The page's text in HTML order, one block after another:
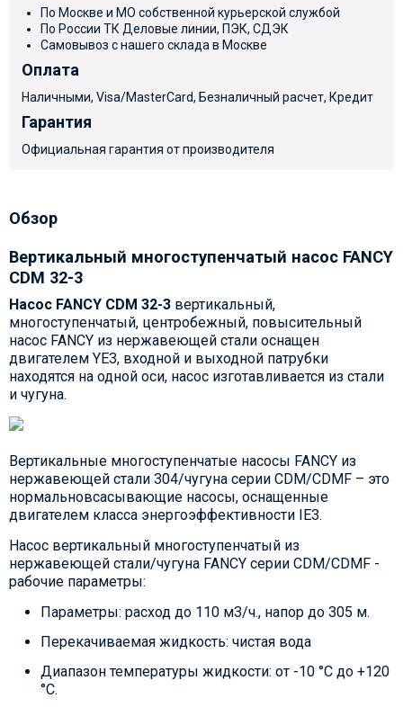
По Москве и МО собственной курьерской службой
По России ТК Деловые линии, ПЭК, СДЭК
Самовывоз с нашего склада в Москве
Оплата
Наличными, Visa/MasterCard, Безналичный расчет, Кредит
Гарантия
Официальная гарантия от производителя
Обзор
Вертикальный многоступенчатый насос FANCY
CDM 32-3
Насос FANCY CDM 32-3вертикальный,
многоступенчатый, центробежный, повысительный
насос FANCY из нержавеющей стали оснащен
двигателем YE3, входной и выходной патрубки
находятся на одной оси, насос изготавливается из стали
и чугуна.
Вертикальные многоступенчатые насосы FANCY из
нержавеющей стали 304/чугуна серии CDM/CDMF – это
нормальновсасывающие насосы, оснащенные
двигателем класса энергоэффективности IE3.
Насос вертикальный многоступенчатый из
нержавеющей стали/чугуна FANCY серии CDM/CDMF -
рабочие параметры:
Параметры: расход до 110 м3/ч., напор до 305 м.
Перекачиваемая жидкость: чистая вода
Диапазон температуры жидкости: от -10 °C до +120
°C.